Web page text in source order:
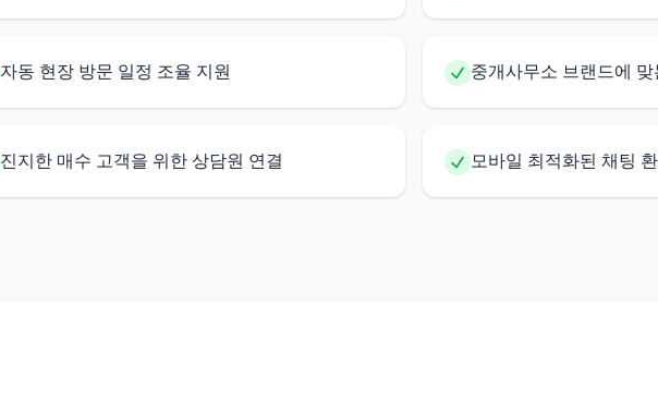
자동 현장 방문 일정 조율 지원 중개사무소 브랜드에
진지한 매수 고객을 위한 상담원 연결 모바일 최적화된 채팅